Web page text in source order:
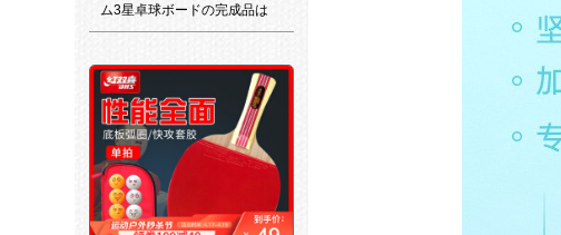
ム3星卓球ボードの完成品は
TBCチョウの王をしたことで
の逆ゴムです。三星TBC 302
をたたたたましです。直接に
短い柄を一つつまむ。